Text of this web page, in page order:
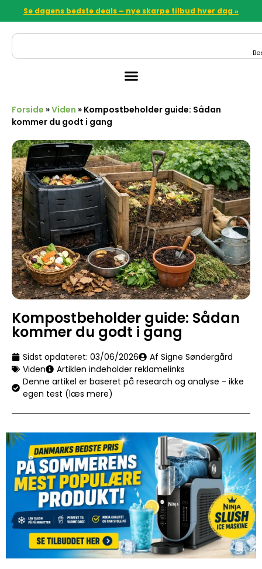
Se dagens bedste deals – nye skarpe tilbud hver dag »
Forside »Viden » Kompostbeholder guide: Sådan
kommer du godt i gang
Kompostbeholder guide: Sådan
kommer du godt i gang
Sidst opdateret: 03/06/2026
Af Signe Søndergård
Viden
Artiklen indeholder reklamelinks
Denne artikel er baseret på research og analyse - ikke
egen test (læs mere)